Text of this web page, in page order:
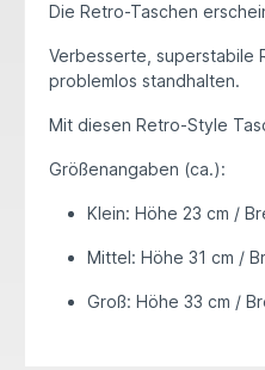
Die Retro-Taschen
Verbesserte, superstabile
problemlos standhalten.
Mit diesen Retro-Style
Größenangaben (ca.):
Klein: Höhe 23 cm /
Mittel: Höhe 31 cm /
Groß: Höhe 33 cm /